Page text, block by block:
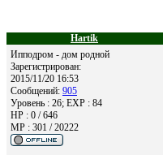
Hartik
Ипподром - дом родной
Зарегистрирован:
2015/11/20 16:53
Сообщений: 905
Уровень : 26; EXP : 84
HP : 0 / 646
MP : 301 / 20222